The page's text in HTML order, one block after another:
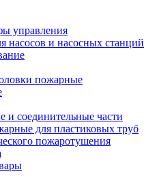
управления
насосов и насосных станций
пожарные
и соединительные части
для пластиковых труб
пожаротушения